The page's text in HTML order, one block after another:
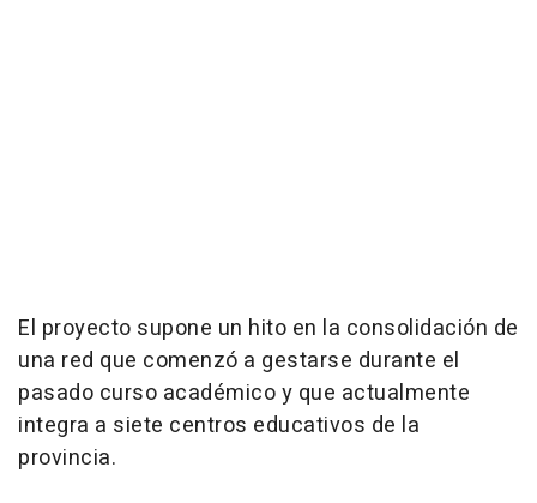
El proyecto supone un hito en la consolidación de
una red que comenzó a gestarse durante el
pasado curso académico y que actualmente
integra a siete centros educativos de la
provincia.